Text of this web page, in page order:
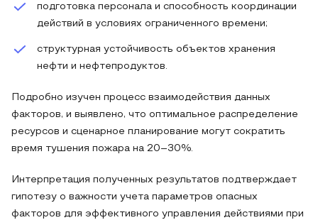
подготовка персонала и способность координации
действий в условиях ограниченного времени;
структурная устойчивость объектов хранения
нефти и нефтепродуктов.
Подробно изучен процесс взаимодействия данных
факторов, и выявлено, что оптимальное распределение
ресурсов и сценарное планирование могут сократить
время тушения пожара на 20–30%.
Интерпретация полученных результатов подтверждает
гипотезу о важности учета параметров опасных
факторов для эффективного управления действиями при